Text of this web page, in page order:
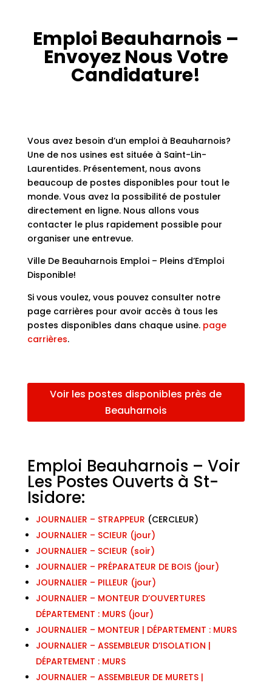
Emploi Beauharnois –
Envoyez Nous Votre
Candidature!
Vous avez besoin d’un emploi à Beauharnois?
Une de nos usines est située à Saint-Lin-
Laurentides. Présentement, nous avons
beaucoup de postes disponibles pour tout le
monde. Vous avez la possibilité de postuler
directement en ligne. Nous allons vous
contacter le plus rapidement possible pour
organiser une entrevue.
Ville De Beauharnois Emploi – Pleins d’Emploi
Disponible!
Si vous voulez, vous pouvez consulter notre
page carrières pour avoir accès à tous les
postes disponibles dans chaque usine. page
carrières.
Voir les postes disponibles près de
Beauharnois
Emploi Beauharnois – Voir
Les Postes Ouverts à St-
Isidore:
JOURNALIER – STRAPPEUR (CERCLEUR)
JOURNALIER – SCIEUR (jour)
JOURNALIER – SCIEUR (soir)
JOURNALIER – PRÉPARATEUR DE BOIS (jour)
JOURNALIER – PILLEUR (jour)
JOURNALIER – MONTEUR D’OUVERTURES
DÉPARTEMENT : MURS (jour)
JOURNALIER – MONTEUR | DÉPARTEMENT : MURS
JOURNALIER – ASSEMBLEUR D’ISOLATION |
DÉPARTEMENT : MURS
JOURNALIER – ASSEMBLEUR DE MURETS |